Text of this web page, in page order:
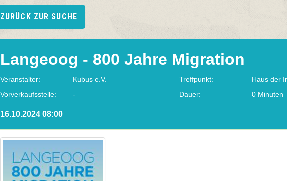
ZURÜCK ZUR SUCHE
Langeoog - 800 Jahre Migration
Veranstalter: Kubus e.V. Treffpunkt:
Haus der
Vorverkaufsstelle:
- Dauer: 0 Minuten
16.10.2024 08:00